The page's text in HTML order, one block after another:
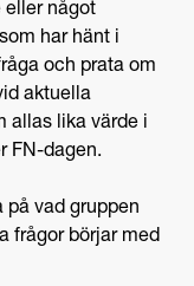
eller något
har hänt i
och prata om
aktuella
allas lika värde i
FN-dagen.
på vad gruppen
frågor börjar med